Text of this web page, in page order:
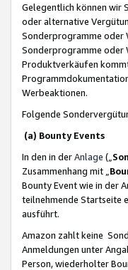
Gelegentlich können wir
oder alternative
Sonderprogramme oder
Sonderprogramme oder
Produktverkäufen
Werbeaktionen.
Folgende
(a) Bounty Events
In den in derAnlage („
Zusammenhang mit „
Bounty Event wie in der
teilnehmende Startseite
ausführt.
Amazon zahlt keine
Anmeldungen unter
Person, wiederholter